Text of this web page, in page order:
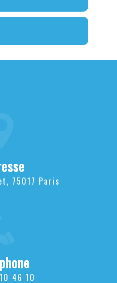
75017 Paris
46 10